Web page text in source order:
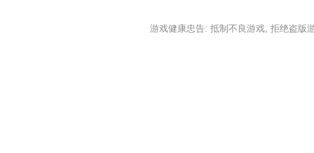
游戏健康忠告: 抵制不良游戏, 拒绝盗版